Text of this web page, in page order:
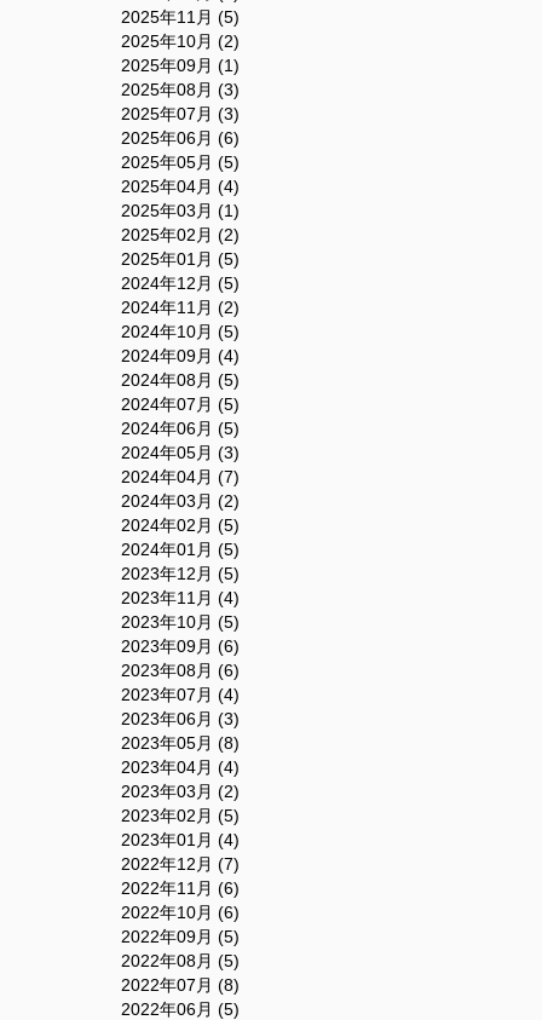
2025年11月 (5)
2025年10月 (2)
2025年09月 (1)
2025年08月 (3)
2025年07月 (3)
2025年06月 (6)
2025年05月 (5)
2025年04月 (4)
2025年03月 (1)
2025年02月 (2)
2025年01月 (5)
2024年12月 (5)
2024年11月 (2)
2024年10月 (5)
2024年09月 (4)
2024年08月 (5)
2024年07月 (5)
2024年06月 (5)
2024年05月 (3)
2024年04月 (7)
2024年03月 (2)
2024年02月 (5)
2024年01月 (5)
2023年12月 (5)
2023年11月 (4)
2023年10月 (5)
2023年09月 (6)
2023年08月 (6)
2023年07月 (4)
2023年06月 (3)
2023年05月 (8)
2023年04月 (4)
2023年03月 (2)
2023年02月 (5)
2023年01月 (4)
2022年12月 (7)
2022年11月 (6)
2022年10月 (6)
2022年09月 (5)
2022年08月 (5)
2022年07月 (8)
2022年06月 (5)